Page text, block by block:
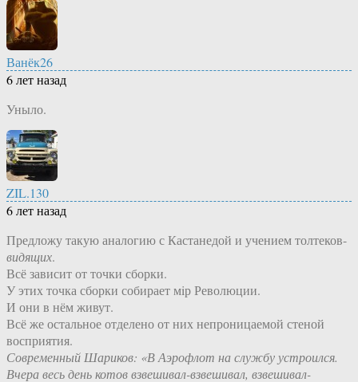
Ванёк26
6 лет назад
Уныло.
ZIL.130
6 лет назад
Предложу такую аналогию с Кастанедой и учением толтеков-
видящих.
Всё зависит от точки сборки.
У этих точка сборки собирает мiр Революции.
И они в нём живут.
Всё же остальное отделено от них непроницаемой стеной
восприятия.
Современный Шариков: «В Аэрофлот на службу устроился.
Вчера весь день котов взвешивал-взвешивал, взвешивал-